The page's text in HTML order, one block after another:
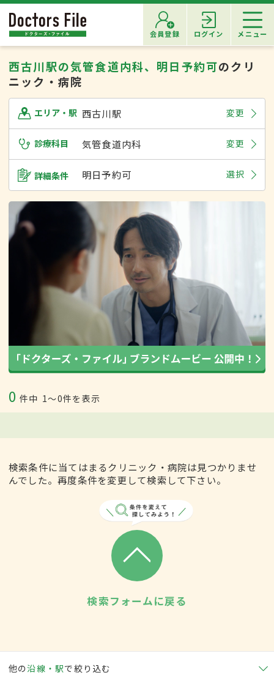
会員登録 ログイン メニュー
西古川駅の気管食道内科、明日予約可のクリ
ニック・病院
エリア・駅 西古川駅 変更
診療科目 気管食道内科 変更
詳細条件 明日予約可 選択
0 件中 1〜0件を表示
検索条件に当てはまるクリニック・病院は見つかりませ
んでした。再度条件を変更して検索して下さい。
検索フォームに戻る
他の沿線・駅で絞り込む